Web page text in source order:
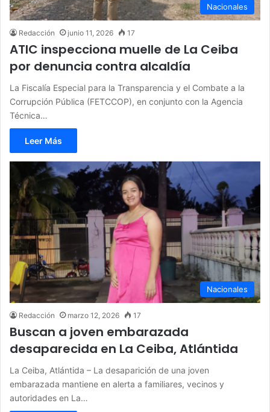
Nacionales
Redacción junio 11, 2026 17
ATIC inspecciona muelle de La Ceiba
por denuncia contra alcaldía
La Fiscalía Especial para la Transparencia y el Combate a la
Corrupción Pública (FETCCOP), en conjunto con la Agencia
Técnica…
Leer Más
Nacionales
Redacción marzo 12, 2026 17
Buscan a joven embarazada
desaparecida en La Ceiba, Atlántida
La Ceiba, Atlántida – La desaparición de una joven
embarazada mantiene en alerta a familiares, vecinos y
autoridades en La…